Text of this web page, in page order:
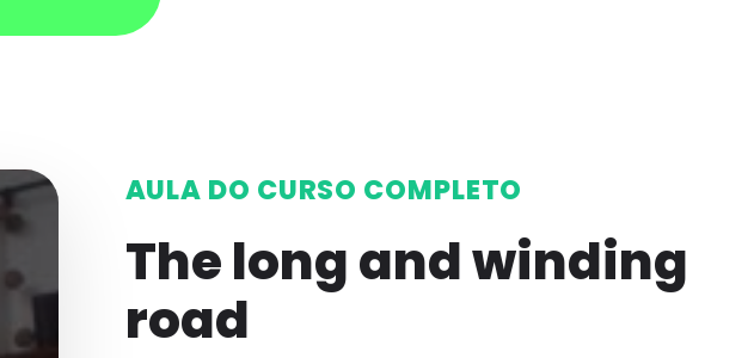
AULA DO CURSO COMPLETO
The long and winding
road